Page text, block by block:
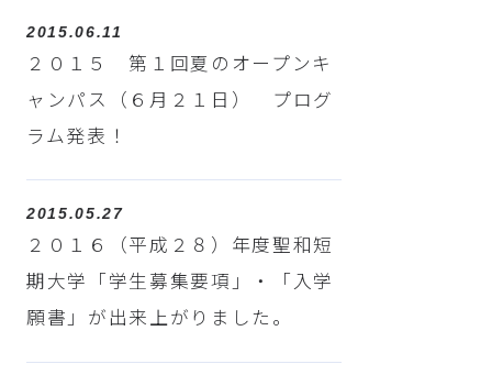
2015.06.11
２０１５ 第１回夏のオープンキ
ャンパス（６月２１日） プログ
ラム発表！
2015.05.27
２０１６（平成２８）年度聖和短
期大学「学生募集要項」・「入学
願書」が出来上がりました。